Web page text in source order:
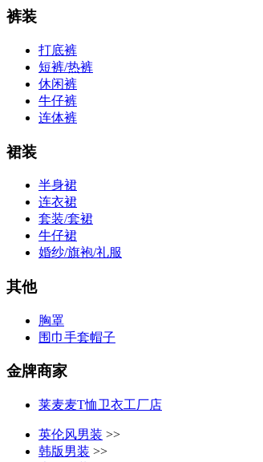
裤装
打底裤
短裤/热裤
休闲裤
牛仔裤
连体裤
裙装
半身裙
连衣裙
套装/套裙
牛仔裙
婚纱/旗袍/礼服
其他
胸罩
围巾手套帽子
金牌商家
莱麦麦T恤卫衣工厂店
英伦风男装 >>
韩版男装 >>